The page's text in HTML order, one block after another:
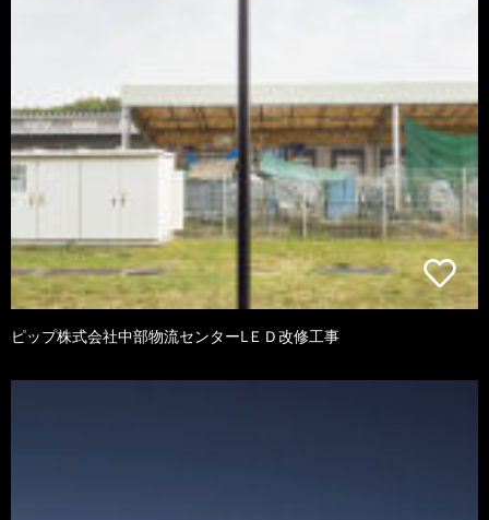
ピップ株式会社中部物流センターLＥＤ改修工事